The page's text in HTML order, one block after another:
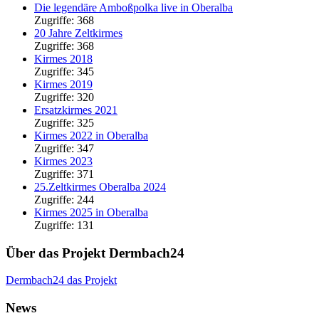
Die legendäre Amboßpolka live in Oberalba
Zugriffe: 368
20 Jahre Zeltkirmes
Zugriffe: 368
Kirmes 2018
Zugriffe: 345
Kirmes 2019
Zugriffe: 320
Ersatzkirmes 2021
Zugriffe: 325
Kirmes 2022 in Oberalba
Zugriffe: 347
Kirmes 2023
Zugriffe: 371
25.Zeltkirmes Oberalba 2024
Zugriffe: 244
Kirmes 2025 in Oberalba
Zugriffe: 131
Über das Projekt Dermbach24
Dermbach24 das Projekt
News